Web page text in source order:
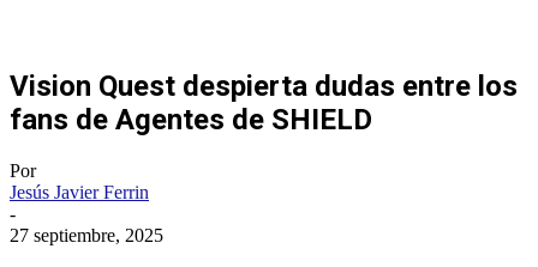
Vision Quest despierta dudas entre los
fans de Agentes de SHIELD
Por
Jesús Javier Ferrin
-
27 septiembre, 2025